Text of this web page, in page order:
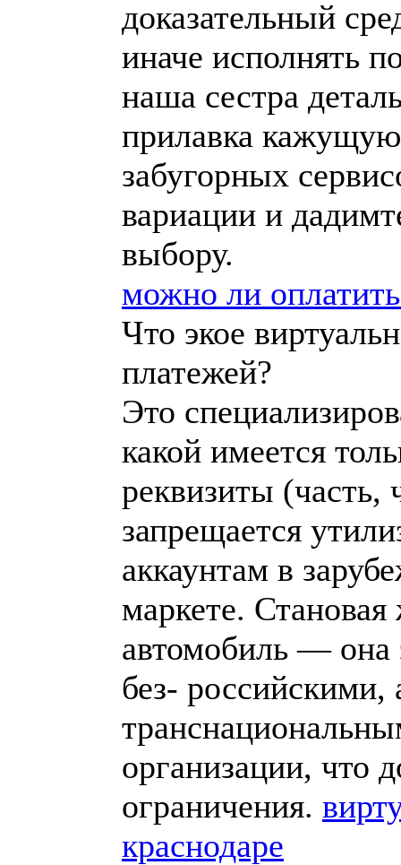
доказательный
иначе исполнять
наша сестра
прилавка
забугорных
вариации и
выбору.
можно ли
Что экое
платежей?
Это
какой имеется
реквизиты (часть,
запрещается
аккаунтам в
маркете.
автомобиль — она
без-
организации, что
ограничения.
краснодаре